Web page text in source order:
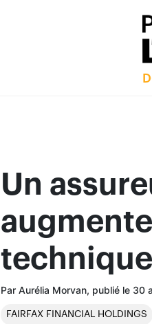
Un
Par Aurélia Morvan, publié le 30
FAIRFAX FINANCIAL HOLDINGS